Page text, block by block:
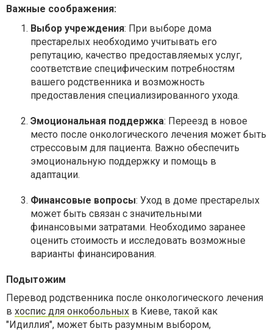
Важные соображения:
Выбор учреждения: При выборе дома
престарелых необходимо учитывать его
репутацию, качество предоставляемых услуг,
соответствие специфическим потребностям
вашего родственника и возможность
предоставления специализированного ухода.
Эмоциональная поддержка: Переезд в новое
место после онкологического лечения может быть
стрессовым для пациента. Важно обеспечить
эмоциональную поддержку и помощь в
адаптации.
Финансовые вопросы: Уход в доме престарелых
может быть связан с значительными
финансовыми затратами. Необходимо заранее
оценить стоимость и исследовать возможные
варианты финансирования.
Подытожим
Перевод родственника после онкологического лечения
в хоспис для онкобольных в Киеве, такой как
"Идиллия", может быть разумным выбором,